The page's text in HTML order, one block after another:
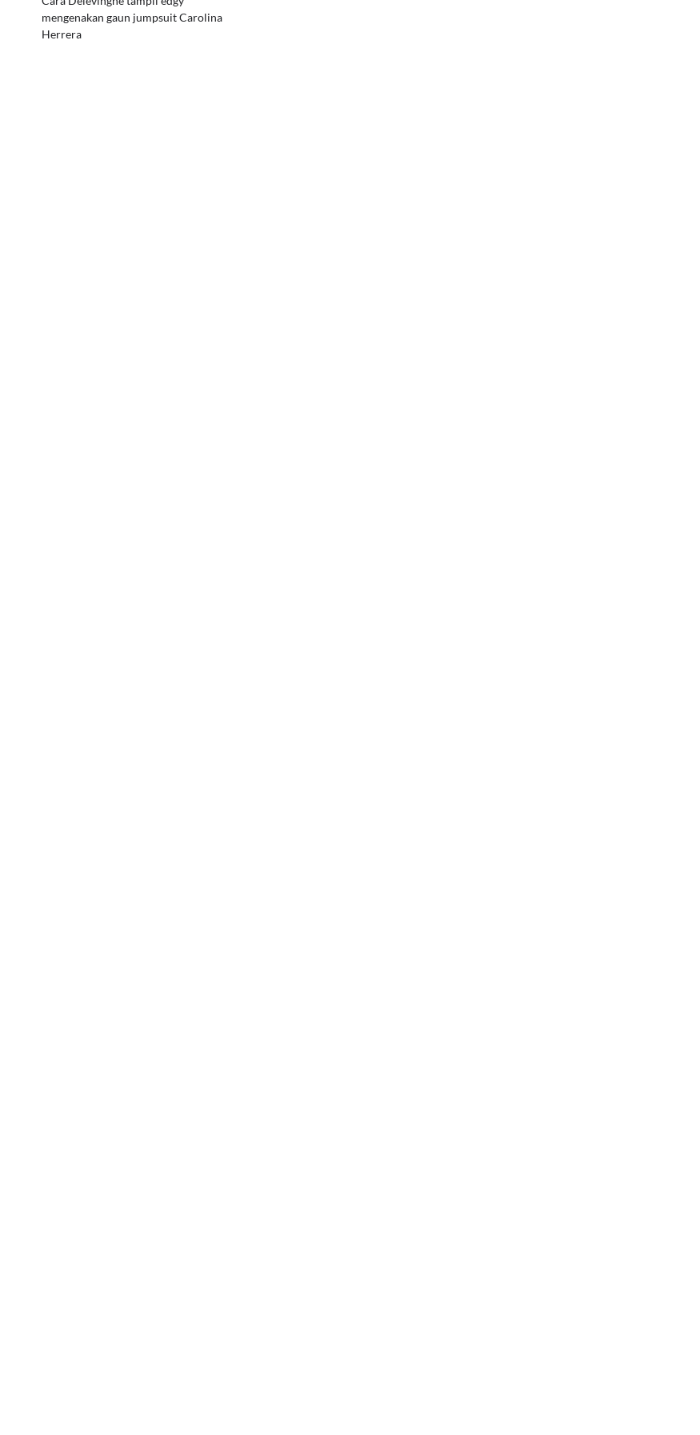
mengenakan gaun jumpsuit Carolina
Herrera